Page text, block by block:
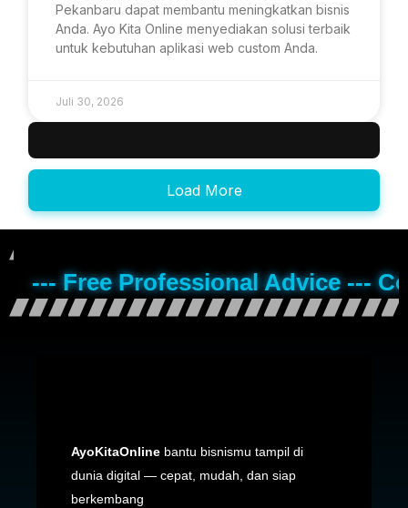
Pekanbaru dapat membantu meningkatkan bisnis
Anda. Ayo Kita Online menyediakan solusi terbaik
untuk kebutuhan aplikasi web custom Anda.
Juli 30, 2026
Load More
--- Free Professional Advice ---
AyoKitaOnlinebantu bisnismu tampil di
dunia digital — cepat, mudah, dan siap
berkembang